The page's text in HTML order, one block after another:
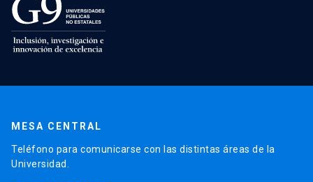
MESA CENTRAL
Teléfono para comunicarse con las distintas áreas de la
Universidad.